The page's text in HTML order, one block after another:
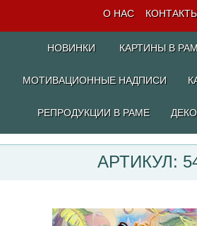
О НАС
НОВИНКИ КАРТИНЫ В
МОТИВАЦИОННЫЕ НАДПИСИ
РЕПРОДУКЦИИ В РАМЕ
АРТИКУЛ: